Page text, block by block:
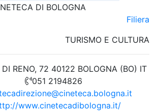
DI BOLOGNA
Filiera
TURISMO E CULTURA
DI RENO, 72 40122 BOLOGNA (BO) IT
051 2194826
www.cinetecadibologna.it/